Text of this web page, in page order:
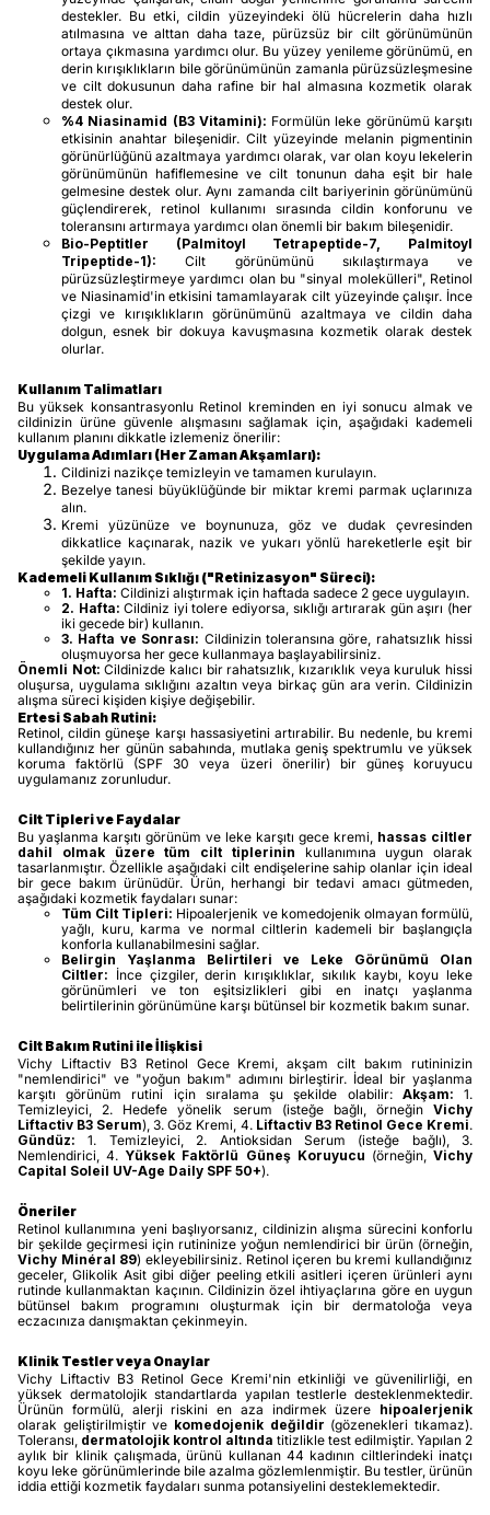
destekler. Bu etki, cildin yüzeyindeki ölü hücrelerin daha hızlı
atılmasına ve alttan daha taze, pürüzsüz bir cilt görünümünün
ortaya çıkmasına yardımcı olur. Bu yüzey yenileme görünümü, en
derin kırışıklıkların bile görünümünün zamanla pürüzsüzleşmesine
ve cilt dokusunun daha rafine bir hal almasına kozmetik olarak
destek olur.
%4 Niasinamid (B3 Vitamini): Formülün leke görünümü karşıtı
etkisinin anahtar bileşenidir. Cilt yüzeyinde melanin pigmentinin
görünürlüğünü azaltmaya yardımcı olarak, var olan koyu lekelerin
görünümünün hafiflemesine ve cilt tonunun daha eşit bir hale
gelmesine destek olur. Aynı zamanda cilt bariyerinin görünümünü
güçlendirerek, retinol kullanımı sırasında cildin konforunu ve
toleransını artırmaya yardımcı olan önemli bir bakım bileşenidir.
Bio-Peptitler (Palmitoyl Tetrapeptide-7, Palmitoyl
Tripeptide-1): Cilt görünümünü sıkılaştırmaya ve
pürüzsüzleştirmeye yardımcı olan bu "sinyal molekülleri", Retinol
ve Niasinamid'in etkisini tamamlayarak cilt yüzeyinde çalışır. İnce
çizgi ve kırışıklıkların görünümünü azaltmaya ve cildin daha
dolgun, esnek bir dokuya kavuşmasına kozmetik olarak destek
olurlar.
Kullanım Talimatları
Bu yüksek konsantrasyonlu Retinol kreminden en iyi sonucu almak ve
cildinizin ürüne güvenle alışmasını sağlamak için, aşağıdaki kademeli
kullanım planını dikkatle izlemeniz önerilir:
Uygulama Adımları (Her Zaman Akşamları):
Cildinizi nazikçe temizleyin ve tamamen kurulayın.
Bezelye tanesi büyüklüğünde bir miktar kremi parmak uçlarınıza
alın.
Kremi yüzünüze ve boynunuza, göz ve dudak çevresinden
dikkatlice kaçınarak, nazik ve yukarı yönlü hareketlerle eşit bir
şekilde yayın.
Kademeli Kullanım Sıklığı ("Retinizasyon" Süreci):
1. Hafta: Cildinizi alıştırmak için haftada sadece 2 gece uygulayın.
2. Hafta: Cildiniz iyi tolere ediyorsa, sıklığı artırarak gün aşırı (her
iki gecede bir) kullanın.
3. Hafta ve Sonrası: Cildinizin toleransına göre, rahatsızlık hissi
oluşmuyorsa her gece kullanmaya başlayabilirsiniz.
Önemli Not: Cildinizde kalıcı bir rahatsızlık, kızarıklık veya kuruluk hissi
oluşursa, uygulama sıklığını azaltın veya birkaç gün ara verin. Cildinizin
alışma süreci kişiden kişiye değişebilir.
Ertesi Sabah Rutini:
Retinol, cildin güneşe karşı hassasiyetini artırabilir. Bu nedenle, bu kremi
kullandığınız her günün sabahında, mutlaka geniş spektrumlu ve yüksek
koruma faktörlü (SPF 30 veya üzeri önerilir) bir güneş koruyucu
uygulamanız zorunludur.
Cilt Tipleri ve Faydalar
Bu yaşlanma karşıtı görünüm ve leke karşıtı gece kremi, hassas ciltler
dahil olmak üzere tüm cilt tiplerinin kullanımına uygun olarak
tasarlanmıştır. Özellikle aşağıdaki cilt endişelerine sahip olanlar için ideal
bir gece bakım ürünüdür. Ürün, herhangi bir tedavi amacı gütmeden,
aşağıdaki kozmetik faydaları sunar:
Tüm Cilt Tipleri: Hipoalerjenik ve komedojenik olmayan formülü,
yağlı, kuru, karma ve normal ciltlerin kademeli bir başlangıçla
konforla kullanabilmesini sağlar.
Belirgin Yaşlanma Belirtileri ve Leke Görünümü Olan
Ciltler: İnce çizgiler, derin kırışıklıklar, sıkılık kaybı, koyu leke
görünümleri ve ton eşitsizlikleri gibi en inatçı yaşlanma
belirtilerinin görünümüne karşı bütünsel bir kozmetik bakım sunar.
Cilt Bakım Rutini ile İlişkisi
Vichy Liftactiv B3 Retinol Gece Kremi, akşam cilt bakım rutininizin
"nemlendirici" ve "yoğun bakım" adımını birleştirir. İdeal bir yaşlanma
karşıtı görünüm rutini için sıralama şu şekilde olabilir: Akşam: 1.
Temizleyici, 2. Hedefe yönelik serum (isteğe bağlı, örneğin Vichy
Liftactiv B3 Serum), 3. Göz Kremi, 4. Liftactiv B3 Retinol Gece Kremi.
Gündüz: 1. Temizleyici, 2. Antioksidan Serum (isteğe bağlı), 3.
Nemlendirici, 4. Yüksek Faktörlü Güneş Koruyucu (örneğin,Vichy
Capital Soleil UV-Age Daily SPF 50+).
Öneriler
Retinol kullanımına yeni başlıyorsanız, cildinizin alışma sürecini konforlu
bir şekilde geçirmesi için rutininize yoğun nemlendirici bir ürün (örneğin,
Vichy Minéral 89) ekleyebilirsiniz. Retinol içeren bu kremi kullandığınız
geceler, Glikolik Asit gibi diğer peeling etkili asitleri içeren ürünleri aynı
rutinde kullanmaktan kaçının. Cildinizin özel ihtiyaçlarına göre en uygun
bütünsel bakım programını oluşturmak için bir dermatoloğa veya
eczacınıza danışmaktan çekinmeyin.
Klinik Testler veya Onaylar
Vichy Liftactiv B3 Retinol Gece Kremi'nin etkinliği ve güvenilirliği, en
yüksek dermatolojik standartlarda yapılan testlerle desteklenmektedir.
Ürünün formülü, alerji riskini en aza indirmek üzere hipoalerjenik
olarak geliştirilmiştir ve komedojenik değildir (gözenekleri tıkamaz).
Toleransı, dermatolojik kontrol altında titizlikle test edilmiştir. Yapılan 2
aylık bir klinik çalışmada, ürünü kullanan 44 kadının ciltlerindeki inatçı
koyu leke görünümlerinde bile azalma gözlemlenmiştir. Bu testler, ürünün
iddia ettiği kozmetik faydaları sunma potansiyelini desteklemektedir.